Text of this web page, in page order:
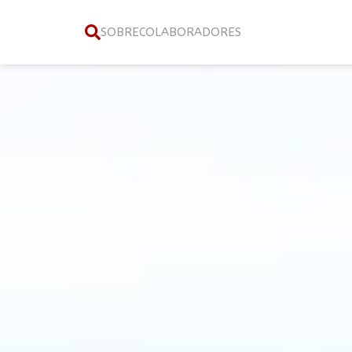
SOBRECOLABORADORES